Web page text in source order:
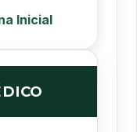
Inicial